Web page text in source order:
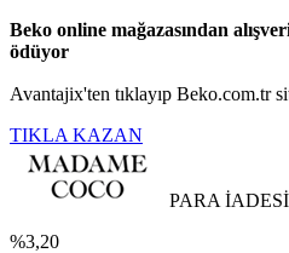
Beko online mağazasından
ödüyor
Avantajix'ten tıklayıp Beko.com.tr
TIKLA KAZAN
PARA İADESİ
%3,20